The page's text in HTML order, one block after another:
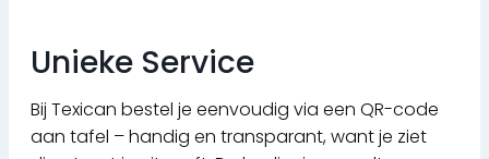
Unieke Service
Bij Texican bestel je eenvoudig via een QR-code
aan tafel – handig en transparant, want je ziet